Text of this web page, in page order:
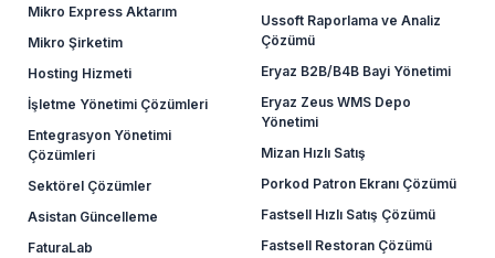
Mikro Express Aktarım
Mikro Şirketim
Hosting Hizmeti
İşletme Yönetimi Çözümleri
Entegrasyon Yönetimi
Çözümleri
Sektörel Çözümler
Asistan Güncelleme
FaturaLab
Ussoft Raporlama ve Analiz
Çözümü
Eryaz B2B/B4B Bayi Yönetimi
Eryaz Zeus WMS Depo
Yönetimi
Mizan Hızlı Satış
Porkod Patron Ekranı Çözümü
Fastsell Hızlı Satış Çözümü
Fastsell Restoran Çözümü